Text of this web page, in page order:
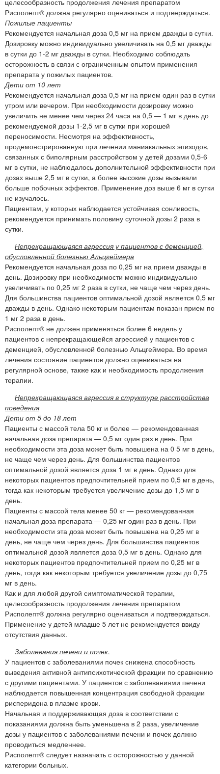
Рисполепт® должна регулярно оцениваться и подтверждаться.
Пожилые пациенты
Рекомендуется начальная доза 0,5 мг на прием дважды в сутки.
Дозировку можно индивидуально увеличивать на 0,5 мг дважды
в сутки до 1-2 мг дважды в сутки. Необходимо соблюдать
осторожность в связи с ограниченным опытом применения
препарата у пожилых пациентов.
Дети от 10 лет
Рекомендуется начальная доза 0,5 мг на прием один раз в сутки
утром или вечером. При необходимости дозировку можно
увеличить не менее чем через 24 часа на 0,5 — 1 мг в день до
рекомендуемой дозы 1-2,5 мг в сутки при хорошей
переносимости. Несмотря на эффективность,
продемонстрированную при лечении маниакальных эпизодов,
связанных с биполярным расстройством у детей дозами 0,5-6
мг в сутки, не наблюдалось дополнительной эффективности при
дозах выше 2,5 мг в сутки, а более высокие дозы вызывали
больше побочных эффектов. Применение доз выше 6 мг в сутки
не изучалось.
Пациентам, у которых наблюдается устойчивая сонливость,
рекомендуется принимать половину суточной дозы 2 раза в
сутки.
Непрекращающаяся агрессия у пациентов с деменцией,
обусловленной болезнью Альцгеймера
Рекомендуется начальная доза по 0,25 мг на прием дважды в
день. Дозировку при необходимости можно индивидуально
увеличивать по 0,25 мг 2 раза в сутки, не чаще чем через день.
Для большинства пациентов оптимальной дозой является 0,5 мг
дважды в день. Однако некоторым пациентам показан прием по
1 мг 2 раза в день.
Рисполепт® не должен применяться более 6 недель у
пациентов с непрекращающейся агрессией у пациентов с
деменцией, обусловленной болезнью Альцгеймера. Во время
лечения состояние пациентов должно оцениваться на
регулярной основе, также как и необходимость продолжения
терапии.
Непрекращающаяся агрессия в структуре расстройства
поведения
Дети от 5 до 18 лет
Пациенты с массой тела 50 кг и более — рекомендованная
начальная доза препарата — 0,5 мг один раз в день. При
необходимости эта доза может быть повышена на 0 5 мг в день,
не чаще чем через день. Для большинства пациентов
оптимальной дозой является доза 1 мг в день. Однако для
некоторых пациентов предпочтительней прием по 0,5 мг в день,
тогда как некоторым требуется увеличение дозы до 1,5 мг в
день.
Пациенты с массой тела менее 50 кг — рекомендованная
начальная доза препарата — 0,25 мг один раз в день. При
необходимости эта доза может быть повышена на 0,25 мг в
день, не чаще чем через день. Для большинства пациентов
оптимальной дозой является доза 0,5 мг в день. Однако для
некоторых пациентов предпочтительней прием по 0,25 мг в
день, тогда как некоторым требуется увеличение дозы до 0,75
мг в день.
Как и для любой другой симптоматической терапии,
целесообразность продолжения лечения препаратом
Рисполепт® должна регулярно оцениваться и подтверждаться.
Применение у детей младше 5 лет не рекомендуется ввиду
отсутствия данных.
Заболевания печени и почек.
У пациентов с заболеваниями почек снижена способность
выведения активной антипсихотической фракции по сравнению
с другими пациентами. У пациентов с заболеваниями печени
наблюдается повышенная концентрация свободной фракции
рисперидона в плазме крови.
Начальная и поддерживающая доза в соответствии с
показаниями должна быть уменьшена в 2 раза, увеличение
дозы у пациентов с заболеваниями печени и почек должно
проводиться медленнее.
Рисполепт® следует назначать с осторожностью у данной
категории больных.